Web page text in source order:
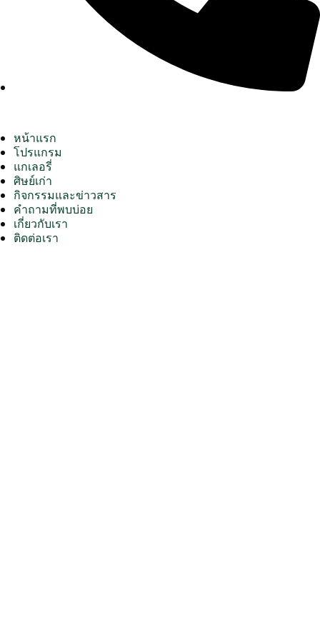
หน้าแรก
โปรแกรม
แกเลอรี่
ศิษย์เก่า
กิจกรรมและข่าวสาร
คำถามที่พบบ่อย
เกี่ยวกับเรา
ติดต่อเรา